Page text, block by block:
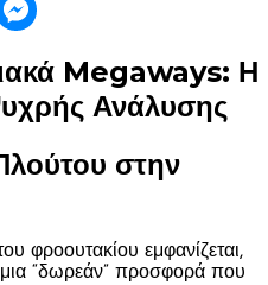
Megaways: Η
Ανάλυσης
στην
φροουτακίου εμφανίζεται,
μια “δωρεάν” προσφορά που